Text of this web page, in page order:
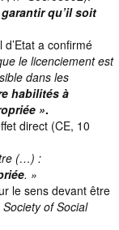
garantir qu’il soit
a confirmé
le licenciement est
dans les
habilités à
».
direct (CE, 10
(…) :
. »
le sens devant être
of Social